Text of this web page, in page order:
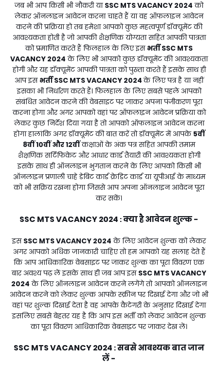
जब भी आप किसी भी नौकरी या SSC MTS VACANCY 2024 को
लेकर ऑनलाइन आवेदन करना चाहते हैं या वह ऑफलाइन आवेदन
करने की प्रक्रिया हो तब हमेशा आपको कुछ महत्वपूर्ण डॉक्यूमेंट की
आवश्यकता होती है जो आपकी शैक्षणिक योग्यता सहित आपकी पात्रता
को प्रमाणित करते हैं फिलहाल के लिए इस भर्तीSSC MTS
VACANCY 2024 के लिए भी आपको कुछ डॉक्यूमेंट की आवश्यकता
होगी और यह डॉक्यूमेंट आपकी पात्रता को पुख्ता करते हैं इसके साथ ही
आप इस भर्तीSSC MTS VACANCY 2024के लिए पत्र है या नहीं
इसका भी निर्धारण करते हैं। फिलहाल के लिए सबसे पहले आपको
संबंधित आवेदन करने की वेबसाइट पर जाकर अपना पंजीकरण पूरा
करना होगा और अगर आपको वहां पर ऑफलाइन आवेदन प्रक्रिया को
लेकर कुछ निर्देश दिया गया है तो आपको ऑफलाइन आवेदन करना
होगा हालांकि अगर डॉक्यूमेंट की बात करें तो डॉक्यूमेंट में आपके 5वीं
8वीं 10वीं और 12वींकक्षाओं के अंक पत्र सहित आपकी तमाम
शैक्षणिक सर्टिफिकेट और आधार कार्ड तैयारी की आवश्यकता होगी
इसके साथ ही ऑनलाइन भुगतान करने के लिए आपको किसी भी
ऑनलाइन प्रणाली चाहे डेबिट कार्ड क्रेडिट कार्ड या यूपीआई के माध्यम
को भी सक्रिय रखना होगा जिससे आप अपना ऑनलाइन आवेदन पूरा
कर सकें।
SSC MTS VACANCY 2024 :क्या है आवेदन शुल्क -
इस SSC MTS VACANCY 2024 के लिए आवेदन शुल्क को लेकर
अगर आपको अधिक जानकारी चाहिए तो हम आपको यह सलाह देते हैं
कि आप आधिकारिक वेबसाइट पर जाकर शुल्क का पूरा विवरण एक
बार अवश्य पढ़ लें इसके साथ ही जब आप इस SSC MTS VACANCY
2024 के लिए ऑनलाइन आवेदन करने लगेंगे तो आपको ऑनलाइन
आवेदन करने को लेकर शुल्क आपके स्क्रीन पर दिखाई देगा और जो भी
वहां पर शुल्क दिखाई देता है वह आपके कैटेगरी के अनुसार दिखाई देगा
इसलिए सबसे बेहतर यह है कि आप इस भर्ती को लेकर आवेदन शुल्क
का पूरा विवरण आधिकारिक वेबसाइट पर जाकर देख लें।
SSC MTS VACANCY 2024 :सबसे आवश्यक बात जान
लें -